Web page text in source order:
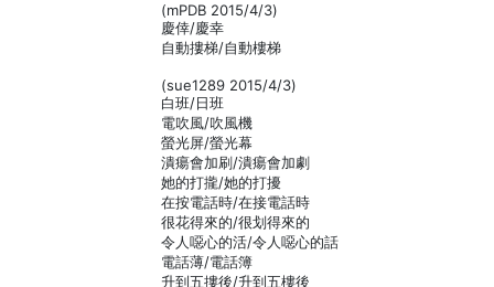
(mPDB 2015/4/3)
慶倖/慶幸
自動摟梯/自動樓梯
(sue1289 2015/4/3)
白班/日班
電吹風/吹風機
螢光屏/螢光幕
潰瘍會加刷/潰瘍會加劇
她的打攏/她的打擾
在按電話時/在接電話時
很花得來的/很划得來的
令人噁心的活/令人噁心的話
電話薄/電話簿
升到五摟後/升到五樓後